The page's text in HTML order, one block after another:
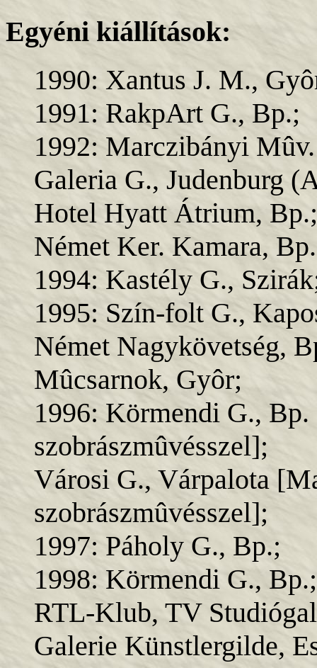
Egyéni kiállítások:
1990: Xantus J. M.,
1991: RakpArt G., Bp.;
1992: Marczibányi
Galeria G., Judenburg
Hotel Hyatt Átrium, Bp.;
Német Ker. Kamara,
1994: Kastély G.,
1995: Szín-folt G.,
Német Nagykövetség,
Mûcsarnok, Gyôr;
1996: Körmendi G.,
szobrászmûvésszel];
Városi G., Várpalota
szobrászmûvésszel];
1997: Páholy G., Bp.;
1998: Körmendi G., Bp.;
RTL-Klub, TV
Galerie Künstlergilde,